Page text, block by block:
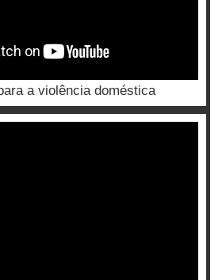
a violência doméstica